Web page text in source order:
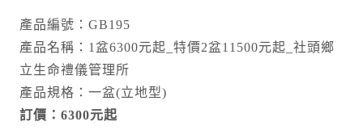
產品編號：GB195
產品名稱：1盆6300元起_特價2盆11500元起_社頭鄉
立生命禮儀管理所
產品規格：一盆(立地型)
訂價：6300元起